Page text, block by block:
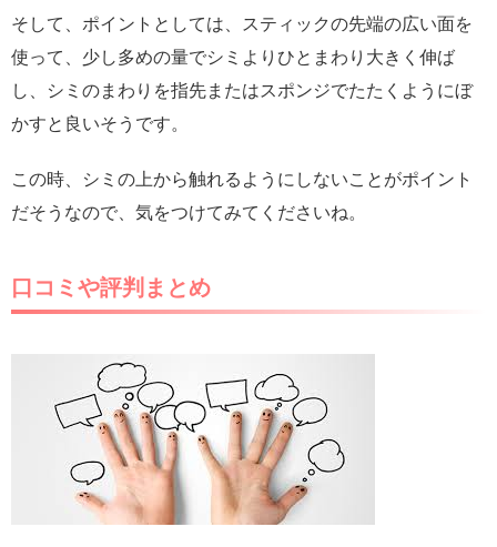
そして、ポイントとしては、スティックの先端の広い面を
使って、少し多めの量でシミよりひとまわり大きく伸ば
し、シミのまわりを指先またはスポンジでたたくようにぼ
かすと良いそうです。
この時、シミの上から触れるようにしないことがポイント
だそうなので、気をつけてみてくださいね。
口コミや評判まとめ